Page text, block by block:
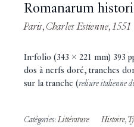
Romanarum
Paris, Charles Estienne, 1551
In-folio (343 x 221 mm) 393
dos à nerfs doré, tranches
sur la tranche (reliure italienne
Catégories:Littérature Histoire,